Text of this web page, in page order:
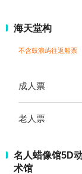
海天堂构
不含鼓浪屿往返船票
成人票
老人票
名人蜡像馆5D
术馆